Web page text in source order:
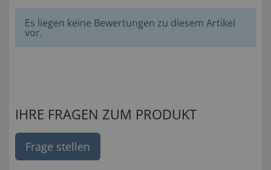
Es liegen keine Bewertungen zu diesem Artikel
vor.
IHRE FRAGEN ZUM PRODUKT
Frage stellen